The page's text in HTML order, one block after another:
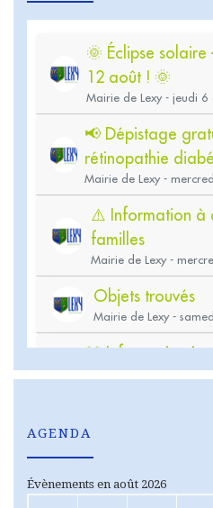
AGENDA
Évènements en août 2026